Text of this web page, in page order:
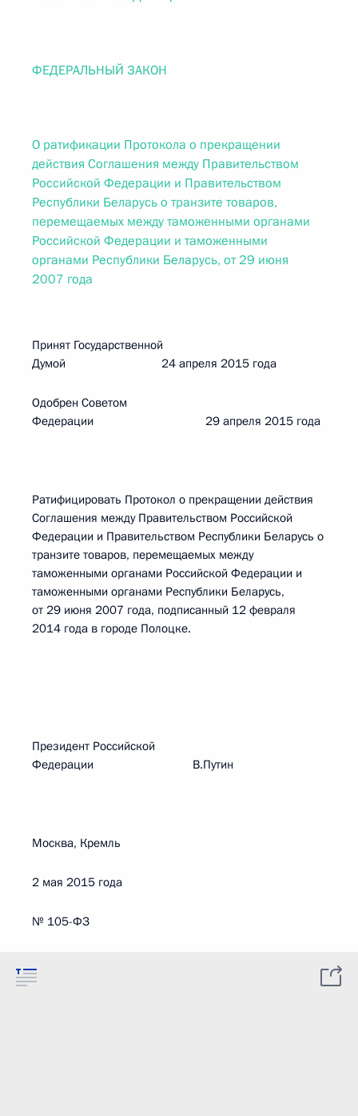
ФЕДЕРАЛЬНЫЙ ЗАКОН
О ратификации Протокола о прекращении
действия Соглашения между Правительством
Российской Федерации и Правительством
Республики Беларусь о транзите товаров,
перемещаемых между таможенными органами
Российской Федерации и таможенными
органами Республики Беларусь, от 29 июня
2007 года
Принят Государственной
Думой 24 апреля 2015 года
Одобрен Советом
Федерации 29 апреля 2015 года
Ратифицировать Протокол о прекращении действия
Соглашения между Правительством Российской
Федерации и Правительством Республики Беларусь о
транзите товаров, перемещаемых между
таможенными органами Российской Федерации и
таможенными органами Республики Беларусь,
от 29 июня 2007 года, подписанный 12 февраля
2014 года в городе Полоцке.
Президент Российской
Федерации В.Путин
Москва, Кремль
2 мая 2015 года
№ 105-ФЗ